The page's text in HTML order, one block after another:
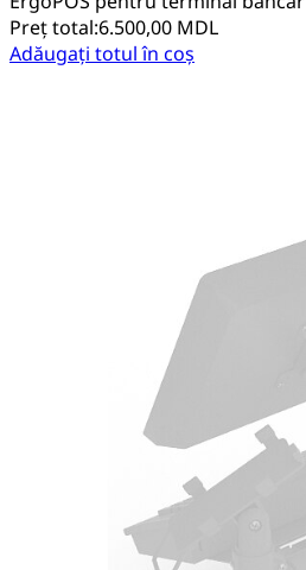
Preț total:6.500,00 MDL
Adăugați totul în coș